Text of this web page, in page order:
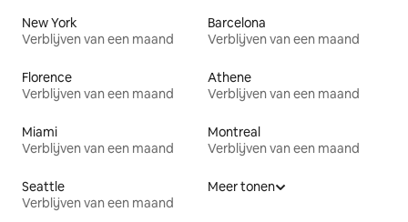
New York
Verblijven van een maand
Barcelona
Verblijven van een maand
Florence
Verblijven van een maand
Athene
Verblijven van een maand
Miami
Verblijven van een maand
Montreal
Verblijven van een maand
Seattle
Verblijven van een maand
Meer tonen